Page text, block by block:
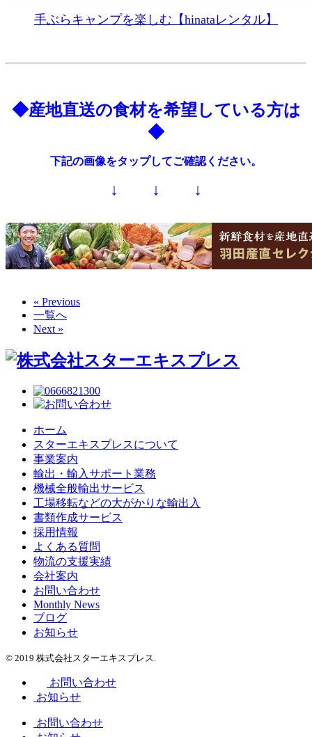
手ぶらキャンプを楽しむ【hinataレンタル】
◆産地直送の食材を希望している方は
◆
下記の画像をタップしてご確認ください。
↓ ↓ ↓
« Previous
一覧へ
Next »
ホーム
スターエキスプレスについて
事業案内
輸出・輸入サポート業務
機械全般輸出サービス
工場移転などの大がかりな輸出入
書類作成サービス
採用情報
よくある質問
物流の支援実績
会社案内
お問い合わせ
Monthly News
ブログ
お知らせ
© 2019 株式会社スターエキスプレス.
お問い合わせ
お知らせ
お問い合わせ